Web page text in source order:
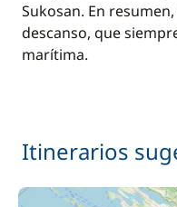
Sukosan. En
descanso, que
marítima.
Itinerarios